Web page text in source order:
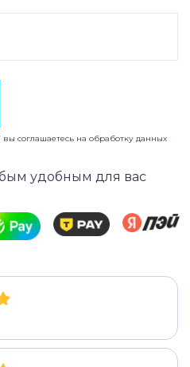
соглашаетесь на обработку данных
удобным для вас